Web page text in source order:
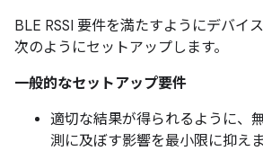
BLE RSSI 要件を満たすようにデバイ
次のようにセットアップします。
一般的なセットアップ要件
適切な結果が得られるように、
測に及ぼす影響を最小限に抑え